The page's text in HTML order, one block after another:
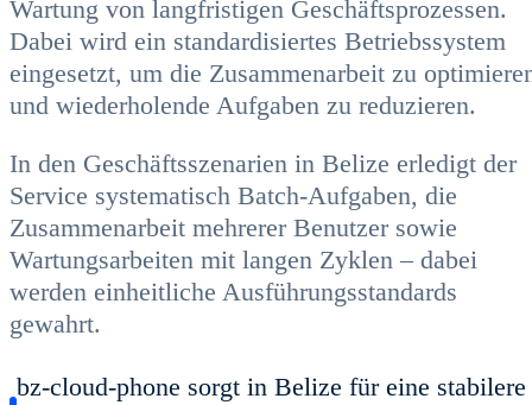
Wartung von langfristigen Geschäftsprozessen.
Dabei wird ein standardisiertes Betriebssystem
eingesetzt, um die Zusammenarbeit zu
und wiederholende Aufgaben zu reduzieren.
In den Geschäftsszenarien in Belize erledigt der
Service systematisch Batch-Aufgaben, die
Zusammenarbeit mehrerer Benutzer sowie
Wartungsarbeiten mit langen Zyklen – dabei
werden einheitliche Ausführungsstandards
gewahrt.
bz-cloud-phone sorgt in Belize für eine stabilere